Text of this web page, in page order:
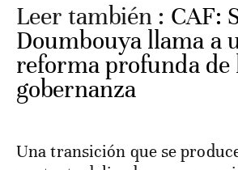
Leer también : CAF:
Doumbouya llama a
reforma profunda de
gobernanza
Una transición que se